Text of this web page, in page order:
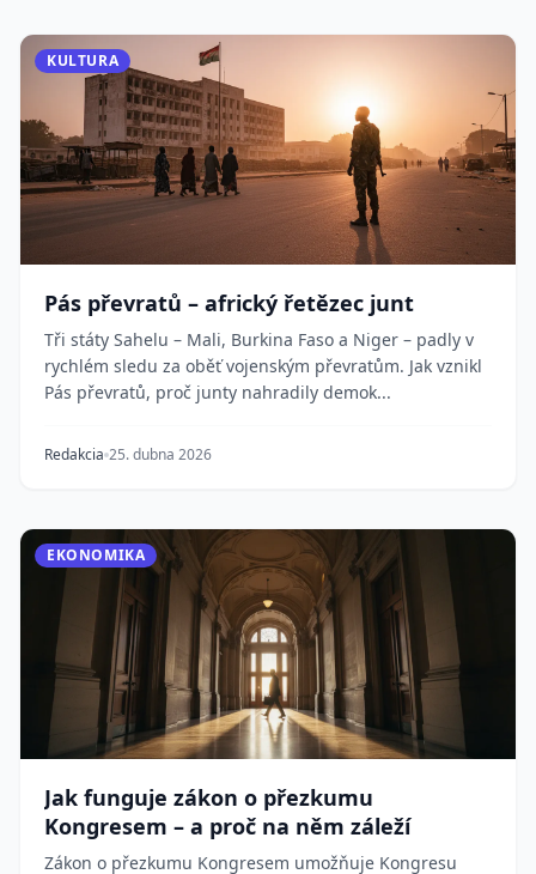
KULTURA
Pás převratů – africký řetězec junt
Tři státy Sahelu – Mali, Burkina Faso a Niger – padly v
rychlém sledu za oběť vojenským převratům. Jak vznikl
Pás převratů, proč junty nahradily demok...
Redakcia 25. dubna 2026
EKONOMIKA
Jak funguje zákon o přezkumu
Kongresem – a proč na něm záleží
Zákon o přezkumu Kongresem umožňuje Kongresu